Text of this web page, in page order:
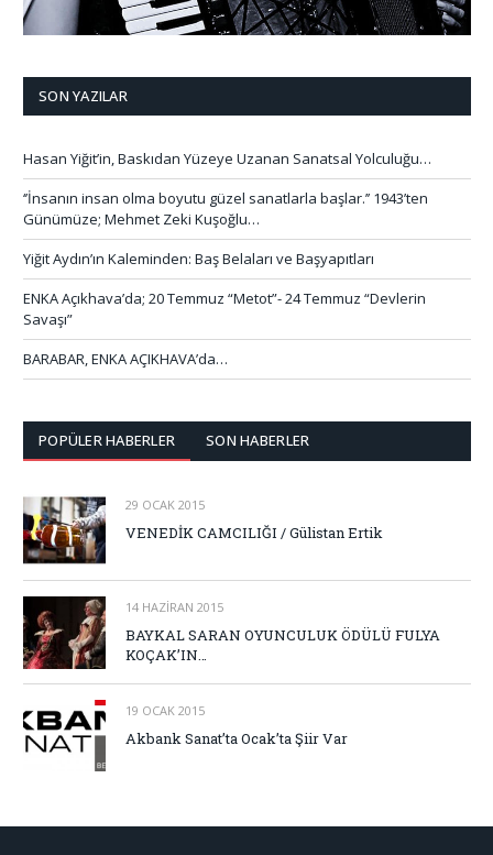
SON YAZILAR
Hasan Yiğit’in, Baskıdan Yüzeye Uzanan Sanatsal Yolculuğu…
‘’İnsanın insan olma boyutu güzel sanatlarla başlar.’’ 1943’ten
Günümüze; Mehmet Zeki Kuşoğlu…
Yiğit Aydın’ın Kaleminden: Baş Belaları ve Başyapıtları
ENKA Açıkhava’da; 20 Temmuz “Metot”- 24 Temmuz “Devlerin
Savaşı”
BARABAR, ENKA AÇIKHAVA’da…
POPÜLER HABERLER SON HABERLER
29 OCAK 2015
VENEDİK CAMCILIĞI / Gülistan Ertik
14 HAZIRAN 2015
BAYKAL SARAN OYUNCULUK ÖDÜLÜ FULYA
KOÇAK’IN…
19 OCAK 2015
Akbank Sanat’ta Ocak’ta Şiir Var